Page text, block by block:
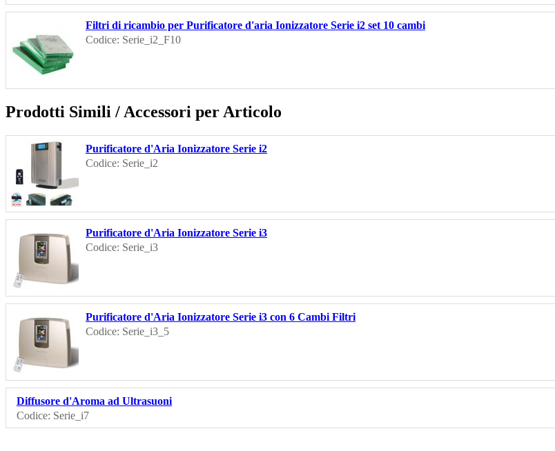
Filtri di ricambio per Purificatore d'aria Ionizzatore Serie i2 set 10 cambi
Codice: Serie_i2_F10
Prodotti Simili / Accessori per Articolo
Purificatore d'Aria Ionizzatore Serie i2
Codice: Serie_i2
Purificatore d'Aria Ionizzatore Serie i3
Codice: Serie_i3
Purificatore d'Aria Ionizzatore Serie i3 con 6 Cambi Filtri
Codice: Serie_i3_5
Diffusore d'Aroma ad Ultrasuoni
Codice: Serie_i7